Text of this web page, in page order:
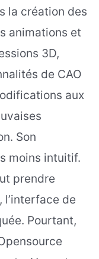
la création des
animations et
3D,
de CAO
aux
Son
moins intuitif.
prendre
l’interface de
Pourtant,